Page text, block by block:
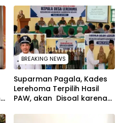
BREAKING NEWS
Suparman Pagala, Kades
Lerehoma Terpilih Hasil
PAW, akan Disoal karena
Security di PT TPM